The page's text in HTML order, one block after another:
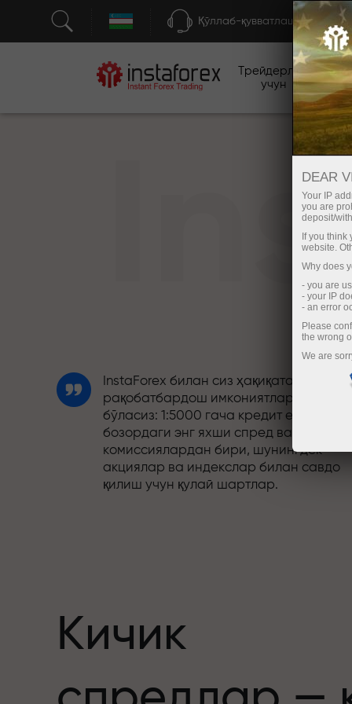
Қўллаб-қувватлаш
Трейдерлар
учун
InstaForex билан сиз ҳақиқатан
рақобатбардош имкониятларга эга
бўласиз: 1:5000 гача кредит елкаси,
бозордаги энг яхши спред ва
комиссиялардан бири, шунингдек
акциялар ва индекслар билан савдо
қилиш учун қулай шартлар.
Aleš Loprais савдо оламига интилиш ва
Кичик
DEAR
Your IP
you are
deposit/
If you
website.
Why does
- you are
- your IP
- an error
Please
the wrong
We are